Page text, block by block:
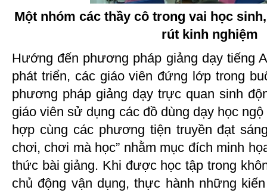
Một nhóm các thầy cô trong vai học
rút kinh nghiệm
Hướng đến phương pháp giảng dạy tiếng
phát triển, các giáo viên đứng lớp trong
phương pháp giảng dạy trực quan sinh
giáo viên sử dụng các đồ dùng dạy học
hợp cùng các phương tiện truyền đạt
chơi, chơi mà học” nhằm mục đích minh
thức bài giảng. Khi được học tập trong
chủ động vận dụng, thực hành những